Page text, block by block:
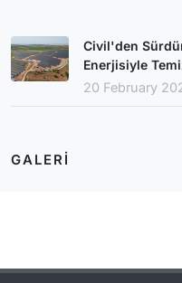
Civil'den
Enerjisiyle
20 February
GALERI